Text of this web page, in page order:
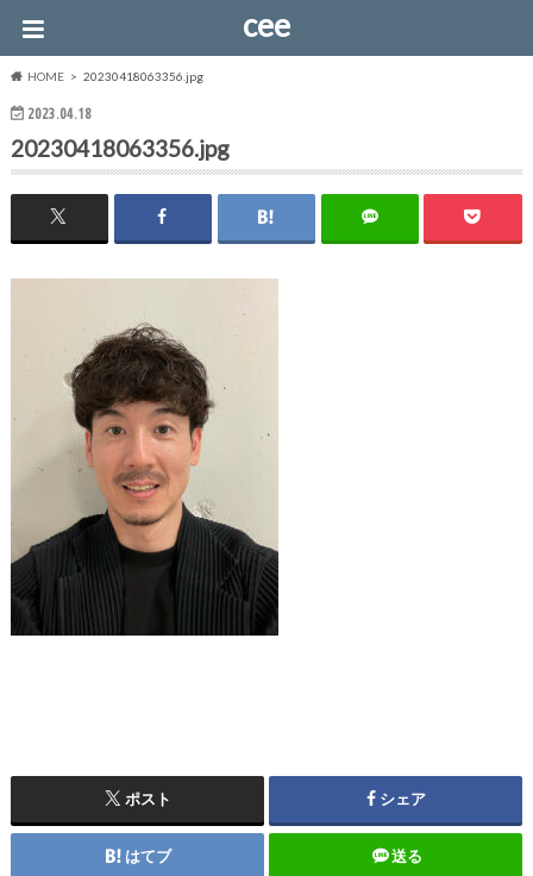
cee
HOME 20230418063356.jpg
2023.04.18
20230418063356.jpg
ポスト シェア
はてブ 送る